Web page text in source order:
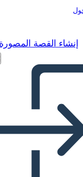
إنشاء القصة المصورة